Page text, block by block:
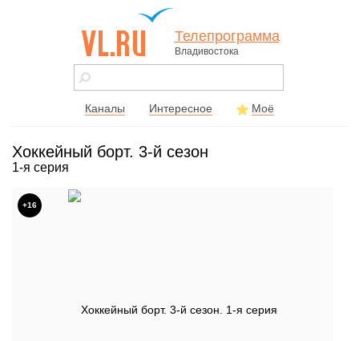
vl.ru - сайт
города
Телепрограмма
Владивостока
Каналы Интересное Моё
Хоккейный борт. 3-й сезон
1-я серия
+16